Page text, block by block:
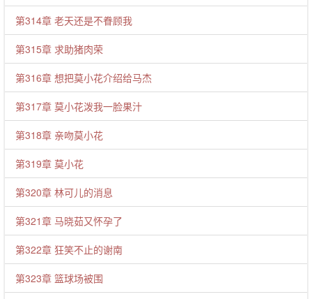
第314章 老天还是不眷顾我
第315章 求助猪肉荣
第316章 想把莫小花介绍给马杰
第317章 莫小花泼我一脸果汁
第318章 亲吻莫小花
第319章 莫小花
第320章 林可儿的消息
第321章 马晓茹又怀孕了
第322章 狂笑不止的谢南
第323章 篮球场被围